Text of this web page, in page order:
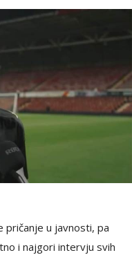
u javnosti, pa
i najgori intervju svih